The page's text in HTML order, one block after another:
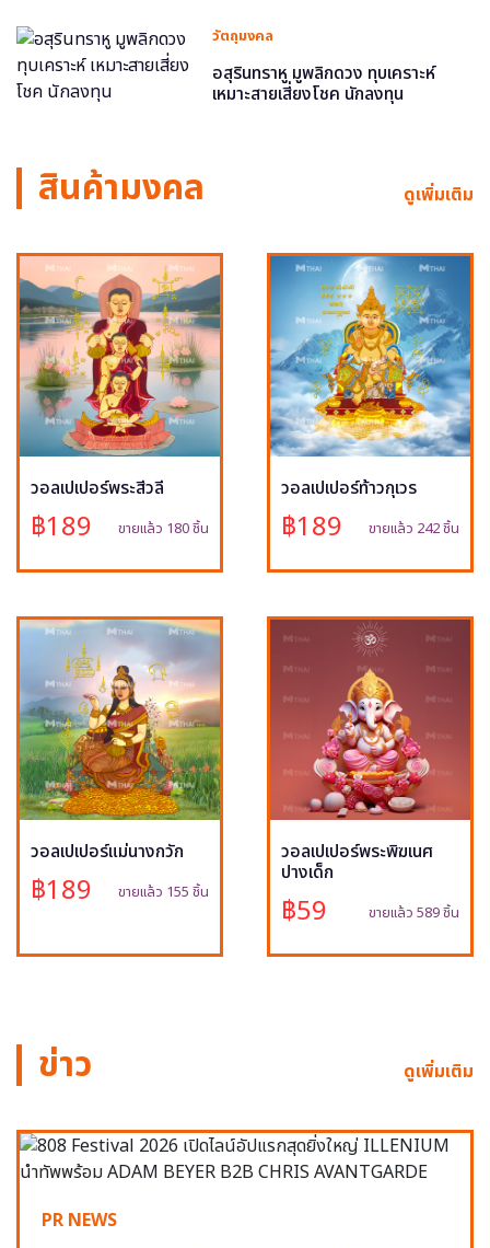
วัตถุมงคล
อสุรินทราหู มูพลิกดวง ทุบเคราะห์
เหมาะสายเสี่ยงโชค นักลงทุน
สินค้ามงคล ดูเพิ่มเติม
วอลเปเปอร์พระสีวลี
฿189 ขายแล้ว 180 ชิ้น
วอลเปเปอร์ท้าวกุเวร
฿189 ขายแล้ว 242 ชิ้น
วอลเปเปอร์แม่นางกวัก
฿189 ขายแล้ว 155 ชิ้น
วอลเปเปอร์พระพิฆเนศ
ปางเด็ก
฿59 ขายแล้ว 589 ชิ้น
ข่าว ดูเพิ่มเติม
PR NEWS